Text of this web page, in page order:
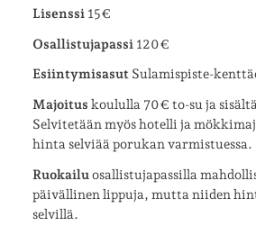
Lisenssi 15€
Osallistujapassi 120€
Esiintymisasut Sulamispiste-
Majoitus koululla 70€ to-su ja
Selvitetään myös hotelli ja
hinta selviää porukan varmistuessa.
Ruokailu osallistujapassilla
päivällinen lippuja, mutta niiden
selvillä.